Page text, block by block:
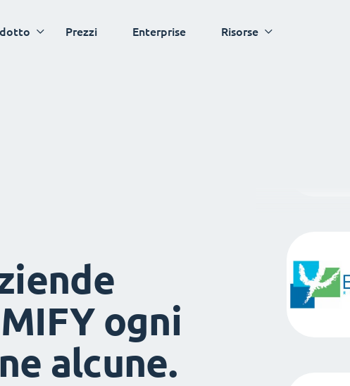
Prezzi Enterprise Risorse
ogni
alcune.